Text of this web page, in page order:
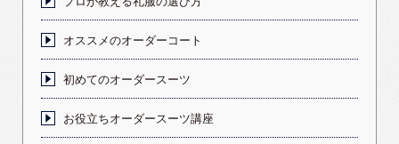
オススメのオーダーコート
初めてのオーダースーツ
お役立ちオーダースーツ講座